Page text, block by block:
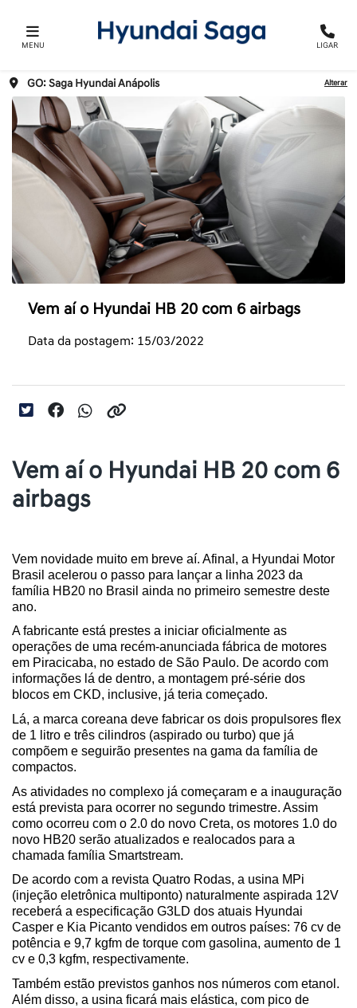
MENU LIGAR
GO: Saga Hyundai Anápolis Alterar
Vem aí o Hyundai HB 20 com 6 airbags
Data da postagem: 15/03/2022
Vem aí o Hyundai HB 20 com 6
airbags
Vem novidade muito em breve aí. Afinal, a Hyundai Motor
Brasil acelerou o passo para lançar a linha 2023 da
família HB20 no Brasil ainda no primeiro semestre deste
ano.
A fabricante está prestes a iniciar oficialmente as
operações de uma recém-anunciada fábrica de motores
em Piracicaba, no estado de São Paulo. De acordo com
informações lá de dentro, a montagem pré-série dos
blocos em CKD, inclusive, já teria começado.
Lá, a marca coreana deve fabricar os dois propulsores flex
de 1 litro e três cilindros (aspirado ou turbo) que já
compõem e seguirão presentes na gama da família de
compactos.
As atividades no complexo já começaram e a inauguração
está prevista para ocorrer no segundo trimestre. Assim
como ocorreu com o 2.0 do novo Creta, os motores 1.0 do
novo HB20 serão atualizados e realocados para a
chamada família Smartstream.
De acordo com a revista Quatro Rodas, a usina MPi
(injeção eletrônica multiponto) naturalmente aspirada 12V
receberá a especificação G3LD dos atuais Hyundai
Casper e Kia Picanto vendidos em outros países: 76 cv de
potência e 9,7 kgfm de torque com gasolina, aumento de 1
cv e 0,3 kgfm, respectivamente.
Também estão previstos ganhos nos números com etanol.
Além disso, a usina ficará mais elástica, com pico de